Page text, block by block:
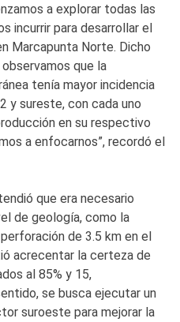
a explorar todas las
incurrir para desarrollar el
Marcapunta Norte. Dicho
que la
tenía mayor incidencia
y sureste, con cada uno
en su respectivo
a enfocarnos”, recordó el
que era necesario
de geología, como la
de 3.5 km en el
acrecentar la certeza de
al 85% y 15,
se busca ejecutar un
suroeste para mejorar la